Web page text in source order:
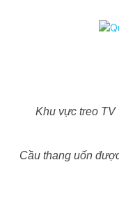
Khu vực treo TV
Cầu thang uốn